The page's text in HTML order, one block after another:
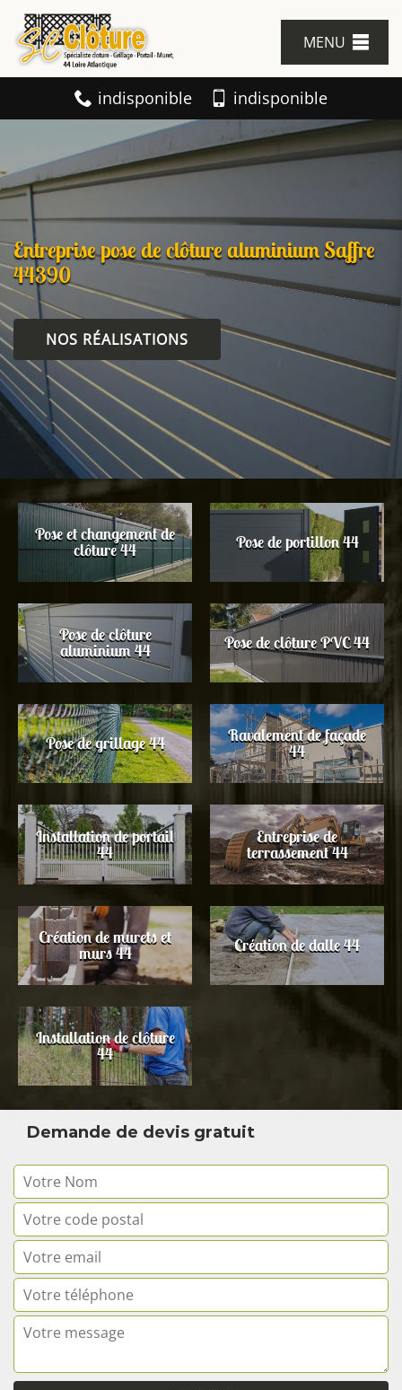
MENU
indisponible indisponible
Entreprise pose de clôture aluminium Saffre
44390
NOS RÉALISATIONS
Pose et changement de
clôture 44 Pose de portillon 44
Pose de clôture
aluminium 44 Pose de clôture PVC 44
Pose de grillage 44 Ravalement de façade
44
Installation de portail
44
Entreprise de
terrassement 44
Création de murets et
murs 44 Création de dalle 44
Installation de clôture
44
Demande de devis gratuit